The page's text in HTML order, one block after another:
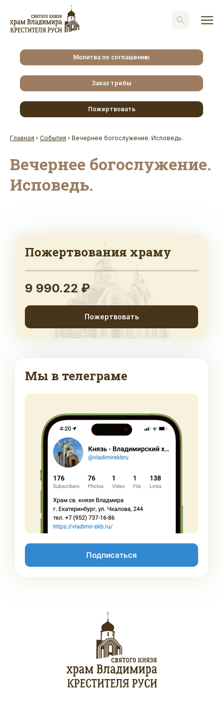
Молитва по соглашению
Заказ требы
Пожертвовать
Главная › События › Вечернее богослужение. Исповедь.
Вечернее богослужение.
Исповедь.
Пожертвования храму
9 990.22 ₽
Пожертвовать
Мы в телеграме
Подписаться